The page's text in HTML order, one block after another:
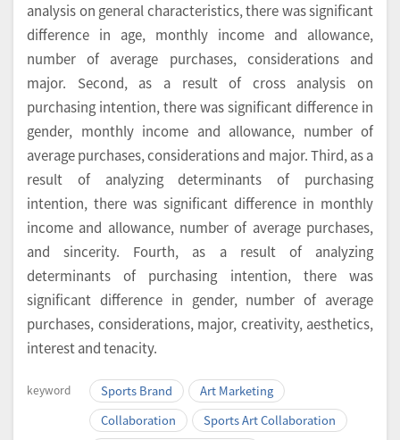
analysis on general characteristics, there was significant
difference in age, monthly income and allowance,
number of average purchases, considerations and
major. Second, as a result of cross analysis on
purchasing intention, there was significant difference in
gender, monthly income and allowance, number of
average purchases, considerations and major. Third, as a
result of analyzing determinants of purchasing
intention, there was significant difference in monthly
income and allowance, number of average purchases,
and sincerity. Fourth, as a result of analyzing
determinants of purchasing intention, there was
significant difference in gender, number of average
purchases, considerations, major, creativity, aesthetics,
interest and tenacity.
keyword Sports Brand
Art Marketing
Collaboration
Sports Art Collaboration